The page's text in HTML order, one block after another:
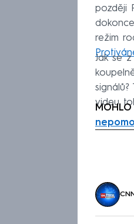
později
režim
Jak se
videu
MOHLO